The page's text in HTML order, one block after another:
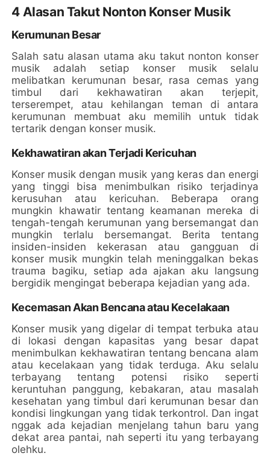
4 Alasan Takut Nonton Konser Musik
Kerumunan Besar
Salah satu alasan utama aku takut nonton konser
musik adalah setiap konser musik selalu
melibatkan kerumunan besar, rasa cemas yang
timbul dari kekhawatiran akan terjepit,
terserempet, atau kehilangan teman di antara
kerumunan membuat aku memilih untuk tidak
tertarik dengan konser musik.
Kekhawatiran akan Terjadi Kericuhan
Konser musik dengan musik yang keras dan energi
yang tinggi bisa menimbulkan risiko terjadinya
kerusuhan atau kericuhan. Beberapa orang
mungkin khawatir tentang keamanan mereka di
tengah-tengah kerumunan yang bersemangat dan
mungkin terlalu bersemangat. Berita tentang
insiden-insiden kekerasan atau gangguan di
konser musik mungkin telah meninggalkan bekas
trauma bagiku, setiap ada ajakan aku langsung
bergidik mengingat beberapa kejadian yang ada.
Kecemasan Akan Bencana atau Kecelakaan
Konser musik yang digelar di tempat terbuka atau
di lokasi dengan kapasitas yang besar dapat
menimbulkan kekhawatiran tentang bencana alam
atau kecelakaan yang tidak terduga. Aku selalu
terbayang tentang potensi risiko seperti
keruntuhan panggung, kebakaran, atau masalah
kesehatan yang timbul dari kerumunan besar dan
kondisi lingkungan yang tidak terkontrol. Dan ingat
nggak ada kejadian menjelang tahun baru yang
dekat area pantai, nah seperti itu yang terbayang
olehku.